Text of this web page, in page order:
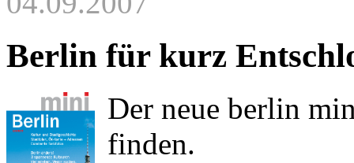
Berlin für kurz
Der neue berlin
finden.